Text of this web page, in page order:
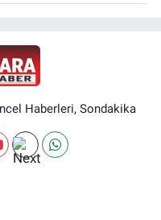
Haberleri, Sondakika